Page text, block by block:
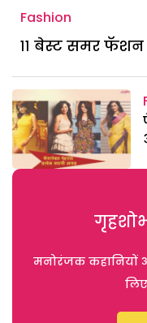
Fashion
११ बेस्ट समर फॅशन
मनोरंजक कहानियों